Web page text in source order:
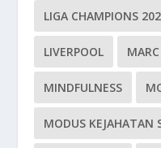
LIGA CHAMPIONS
LIVERPOOL
MINDFULNESS
MODUS KEJAHATAN